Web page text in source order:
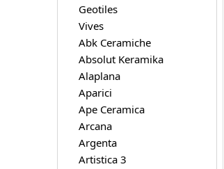
Geotiles
Vives
Abk Ceramiche
Absolut Keramika
Alaplana
Aparici
Ape Ceramica
Arcana
Argenta
Artistica 3